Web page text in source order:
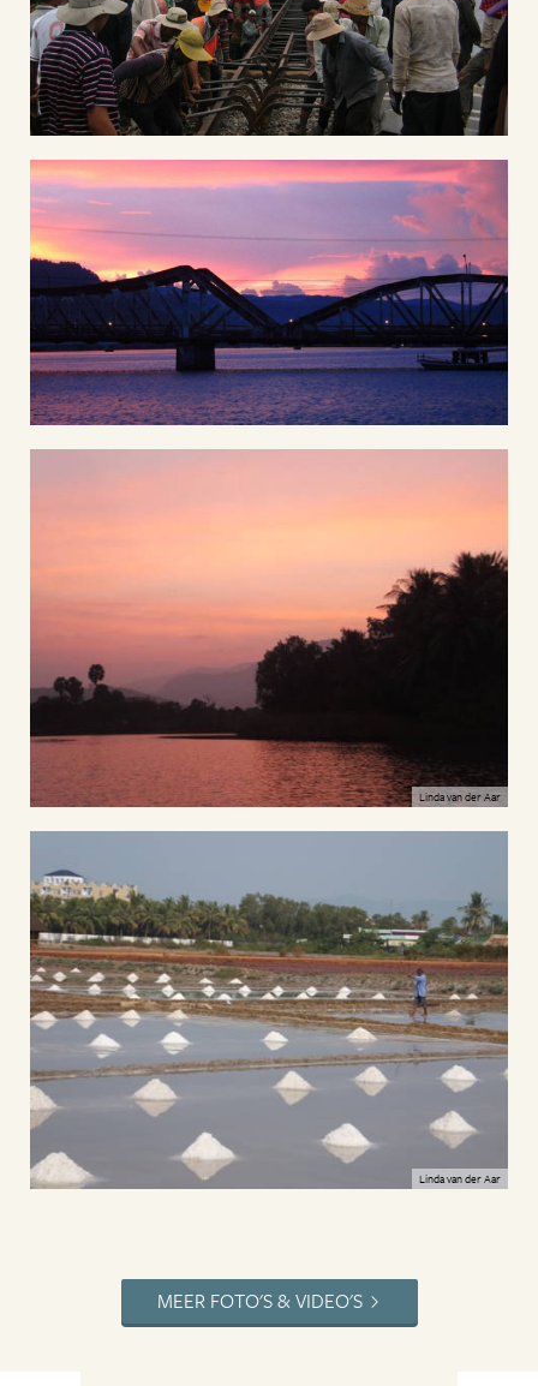
Linda van der Aar
Linda van der Aar
MEER FOTO'S & VIDEO'S